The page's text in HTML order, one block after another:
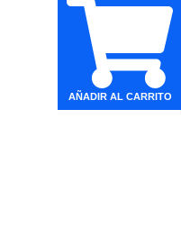
AÑADIR AL CARRITO